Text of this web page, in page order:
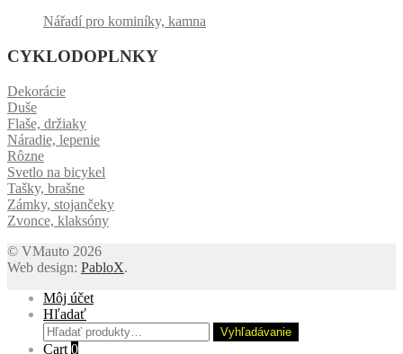
Nářadí pro kominíky, kamna
CYKLODOPLNKY
Dekorácie
Duše
Flaše, držiaky
Náradie, lepenie
Rôzne
Svetlo na bicykel
Tašky, brašne
Zámky, stojančeky
Zvonce, klaksóny
© VMauto 2026
Web design: PabloX.
Môj účet
Hľadať
Hľadať:
Vyhľadávanie
Cart 0